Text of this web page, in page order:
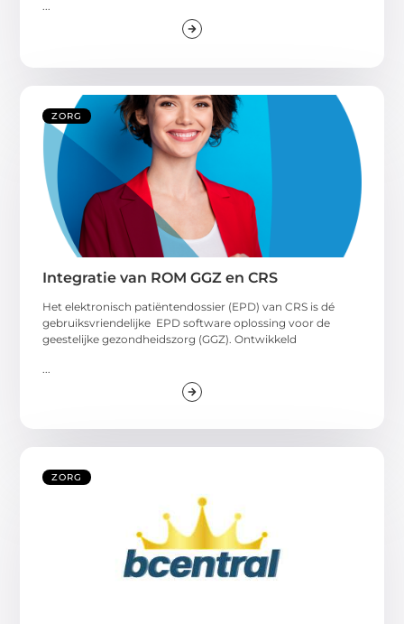
ZORG
Integratie van ROM GGZ en CRS
Het elektronisch patiëntendossier (EPD) van CRS is dé
gebruiksvriendelijke EPD software oplossing voor de
geestelijke gezondheidszorg (GGZ). Ontwikkeld
ZORG